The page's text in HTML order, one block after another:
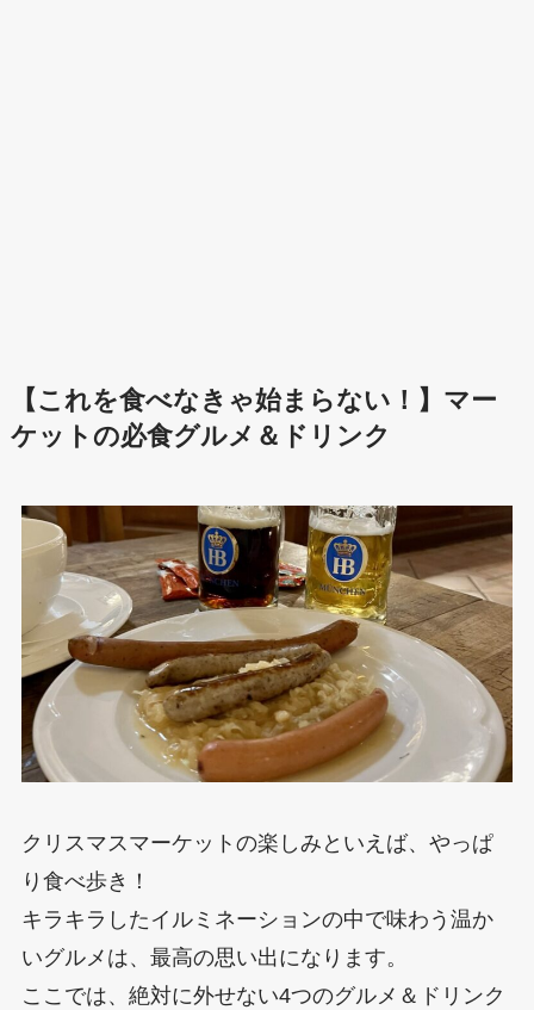
【これを食べなきゃ始まらない！】マー
ケットの必食グルメ＆ドリンク
クリスマスマーケットの楽しみといえば、やっぱ
り食べ歩き！
キラキラしたイルミネーションの中で味わう温か
いグルメは、最高の思い出になります。
ここでは、絶対に外せない4つのグルメ＆ドリンク